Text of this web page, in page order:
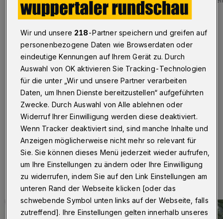
Unterbarmen
Weihnachtsbaum zwischen
Birken
Wuppertal·An der Trasse gegenüber dem Zugang am
Bahnhof Loh steht jetzt ein geschmückter
Weihnachtsbaum auf dem ehemaligen Bahnsteig.
13.12.2018 , 16:30 Uhr Eine Minute Lesezeit
Wir und unsere 218-Partner speichern und greifen auf
personenbezogene Daten wie Browserdaten oder
eindeutige Kennungen auf Ihrem Gerät zu. Durch
Auswahl von OK aktivieren Sie Tracking-Technologien
für die unter „Wir und unsere Partner verarbeiten
Daten, um Ihnen Dienste bereitzustellen“ aufgeführten
Zwecke. Durch Auswahl von Alle ablehnen oder
Widerruf Ihrer Einwilligung werden diese deaktiviert.
Wenn Tracker deaktiviert sind, sind manche Inhalte und
Anzeigen möglicherweise nicht mehr so relevant für
Sie. Sie können dieses Menü jederzeit wieder aufrufen,
um Ihre Einstellungen zu ändern oder Ihre Einwilligung
zu widerrufen, indem Sie auf den Link Einstellungen am
unteren Rand der Webseite klicken [oder das
schwebende Symbol unten links auf der Webseite, falls
zutreffend]. Ihre Einstellungen gelten innerhalb unseres